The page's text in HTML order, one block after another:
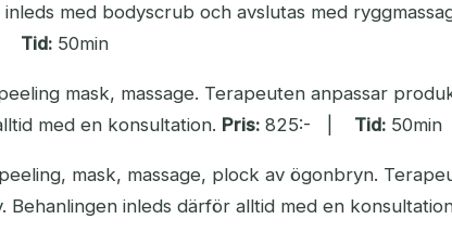
med bodyscrub och avslutas med
Tid: 50min
mask, massage. Terapeuten anpassar
med en konsultation. Pris: 825:- | Tid: 50min
mask, massage, plock av ögonbryn.
inleds därför alltid med en